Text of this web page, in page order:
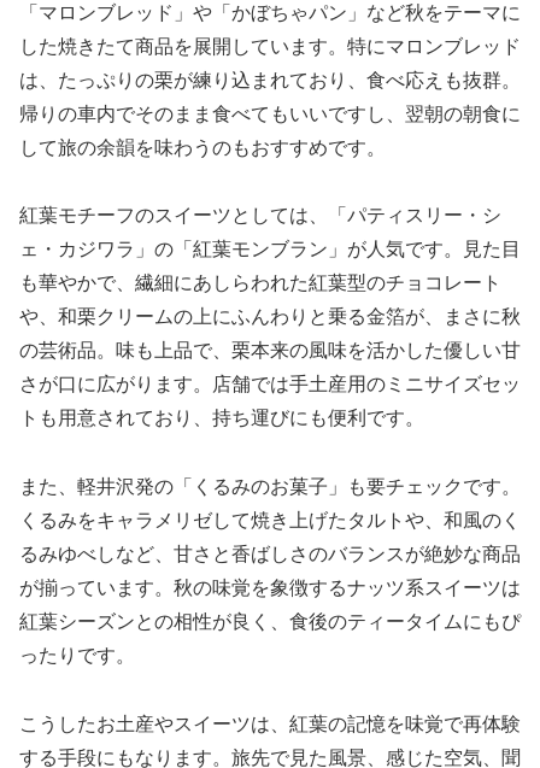
「マロンブレッド」や「かぼちゃパン」など秋をテーマに
した焼きたて商品を展開しています。特にマロンブレッド
は、たっぷりの栗が練り込まれており、食べ応えも抜群。
帰りの車内でそのまま食べてもいいですし、翌朝の朝食に
して旅の余韻を味わうのもおすすめです。
紅葉モチーフのスイーツとしては、「パティスリー・シ
ェ・カジワラ」の「紅葉モンブラン」が人気です。見た目
も華やかで、繊細にあしらわれた紅葉型のチョコレート
や、和栗クリームの上にふんわりと乗る金箔が、まさに秋
の芸術品。味も上品で、栗本来の風味を活かした優しい甘
さが口に広がります。店舗では手土産用のミニサイズセッ
トも用意されており、持ち運びにも便利です。
また、軽井沢発の「くるみのお菓子」も要チェックです。
くるみをキャラメリゼして焼き上げたタルトや、和風のく
るみゆべしなど、甘さと香ばしさのバランスが絶妙な商品
が揃っています。秋の味覚を象徴するナッツ系スイーツは
紅葉シーズンとの相性が良く、食後のティータイムにもぴ
ったりです。
こうしたお土産やスイーツは、紅葉の記憶を味覚で再体験
する手段にもなります。旅先で見た風景、感じた空気、聞